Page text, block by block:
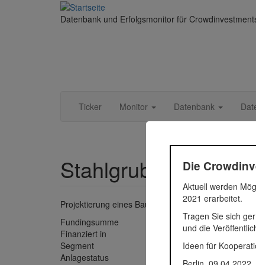
Direkt zum Inhalt
Datenbank und Erfolgsmonitor für
Ticker Monitor Datenbank
Stahlgruberring
Projektierung eines Baugrundstücks zur
Fundingsumme
Finanziert in
2017
Segment
Anlagestatus
Die
Aktuell werden
2021 erarbeitet.
Tragen Sie sich
und die
Ideen für